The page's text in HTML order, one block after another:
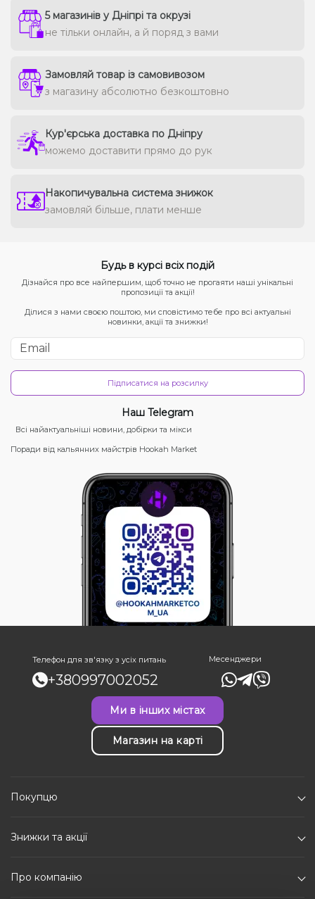
5 магазинів у Дніпрі та окрузі
не тільки онлайн, а й поряд з вами
Замовляй товар із самовивозом
з магазину абсолютно безкоштовно
Кур'єрська доставка по Дніпру
можемо доставити прямо до рук
Накопичувальна система знижок
замовляй більше, плати менше
Будь в курсі всіх подій
Дізнайся про все найпершим, щоб точно не прогаяти наші унікальні
пропозиції та акції!
Ділися з нами своєю поштою, ми сповістимо тебе про всі актуальні
новинки, акції та знижки!
Підписатися на розсилку
Наш Telegram
Всі найактуальніші новини, добірки та мікси
Поради від кальянних майстрів Hookah Market
Телефон для зв'язку з усіх питань
+380997002052
Месенджери
Ми в інших містах
Магазин на карті
Покупцю
Знижки та акції
Про компанію